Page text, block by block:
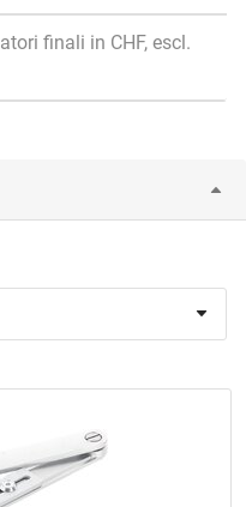
finali in CHF, escl.